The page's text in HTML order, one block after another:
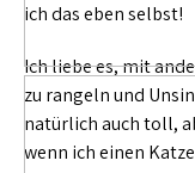
ich das eben selbst!
Ich liebe es, mit
zu rangeln und
natürlich auch toll,
wenn ich einen